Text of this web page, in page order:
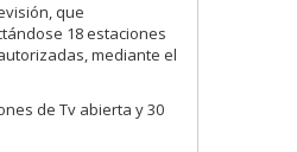
que
18 estaciones
mediante el
de Tv abierta y 30